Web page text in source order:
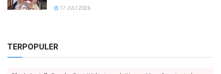
17 JULI 2026
TERPOPULER